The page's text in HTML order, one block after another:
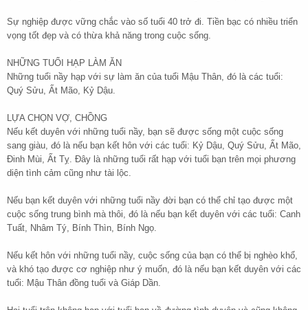
Sự nghiệp được vững chắc vào số tuổi 40 trở đi. Tiền bạc có nhiều triển
vọng tốt đẹp và có thừa khả năng trong cuộc sống.
NHỮNG TUỔI HẠP LÀM ĂN
Những tuổi nầy hạp với sự làm ăn của tuổi Mậu Thân, đó là các tuổi:
Quý Sửu, Ất Mão, Kỷ Dậu.
LỰA CHỌN VỢ, CHỒNG
Nếu kết duyên với những tuổi nầy, bạn sẽ được sống một cuộc sống
sang giàu, đó là nếu bạn kết hôn với các tuổi: Kỷ Dậu, Quý Sửu, Ất Mão,
Đinh Mùi, Ất Tỵ. Đây là những tuổi rất hạp với tuổi bạn trên mọi phương
diện tình cảm cũng như tài lộc.
Nếu bạn kết duyên với những tuổi nầy đời bạn có thể chỉ tạo được một
cuộc sống trung bình mà thôi, đó là nếu bạn kết duyên với các tuổi: Canh
Tuất, Nhâm Tý, Bính Thìn, Bính Ngọ.
Nếu kết hôn với những tuổi nầy, cuộc sống của bạn có thể bị nghèo khổ,
và khó tạo được cơ nghiệp như ý muốn, đó là nếu bạn kết duyên với các
tuổi: Mậu Thân đồng tuổi và Giáp Dần.